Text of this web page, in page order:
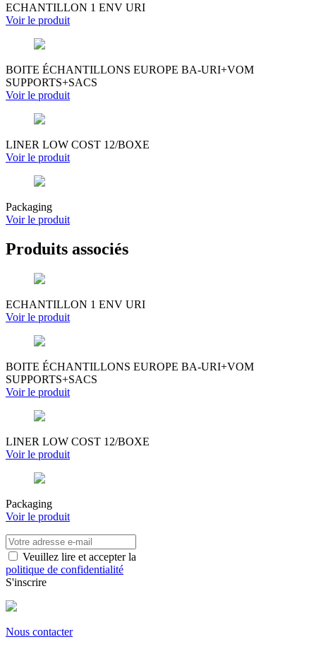
ECHANTILLON 1 ENV URI
Voir le produit
BOITE ÉCHANTILLONS EUROPE BA-URI+VOM
SUPPORTS+SACS
Voir le produit
LINER LOW COST 12/BOXE
Voir le produit
Packaging
Voir le produit
Produits associés
ECHANTILLON 1 ENV URI
Voir le produit
BOITE ÉCHANTILLONS EUROPE BA-URI+VOM
SUPPORTS+SACS
Voir le produit
LINER LOW COST 12/BOXE
Voir le produit
Packaging
Voir le produit
Veuillez lire et accepter la
politique de confidentialité
S'inscrire
Nous contacter